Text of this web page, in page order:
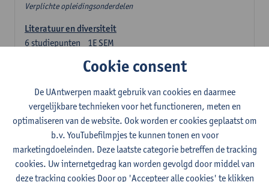
Verplichte opleidingsonderdelen
Literatuur en diversiteit
1E SEM
6 studiepunten
Remco Sleiderink
2E SEM
studiepunten
Lesgever(s):
Astrid De Wit Peter Petré
Engels: verplichte opleidingsonderdelen
Engels: taalbeheersing 1
Cookie consent
De UAntwerpen maakt gebruik van cookies en daarmee
vergelijkbare technieken voor het functioneren, meten en
optimaliseren van de website. Ook worden er cookies geplaatst om
b.v. YouTubefilmpjes te kunnen tonen en voor
marketingdoeleinden. Deze laatste categorie betreffen de tracking
cookies. Uw internetgedrag kan worden gevolgd door middel van
deze tracking cookies Door op 'Accepteer alle cookies' te klikken